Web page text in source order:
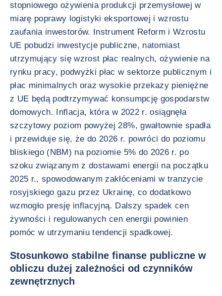
stopniowego ożywienia produkcji przemysłowej w
miarę poprawy logistyki eksportowej i wzrostu
zaufania inwestorów. Instrument Reform i Wzrostu
UE pobudzi inwestycje publiczne, natomiast
utrzymujący się wzrost płac realnych, ożywienie na
rynku pracy, podwyżki płac w sektorze publicznym i
płac minimalnych oraz wysokie przekazy pieniężne
z UE będą podtrzymywać konsumpcję gospodarstw
domowych. Inflacja, która w 2022 r. osiągnęła
szczytowy poziom powyżej 28%, gwałtownie spadła
i przewiduje się, że do 2026 r. powróci do poziomu
bliskiego (NBM) na poziomie 5% do 2026 r. po
szoku związanym z dostawami energii na początku
2025 r., spowodowanym zakłóceniami w tranzycie
rosyjskiego gazu przez Ukrainę, co dodatkowo
wzmogło presję inflacyjną. Dalszy spadek cen
żywności i regulowanych cen energii powinien
pomóc w utrzymaniu tendencji spadkowej.
Stosunkowo stabilne finanse publiczne w
obliczu dużej zależności od czynników
zewnętrznych